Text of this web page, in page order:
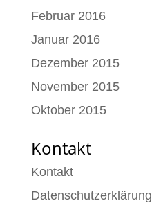
Februar 2016
Januar 2016
Dezember 2015
November 2015
Oktober 2015
Kontakt
Kontakt
Datenschutzerklärung